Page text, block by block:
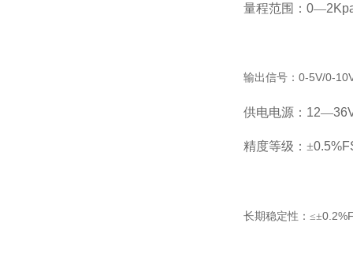
量程范围： 0—
输出信号： 0-5V/0-
供电电源： 12—
精度等级：±
长期稳定性：≤±